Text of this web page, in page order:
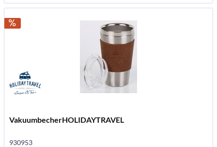
VakuumbecherHOLIDAYTRAVEL
930953